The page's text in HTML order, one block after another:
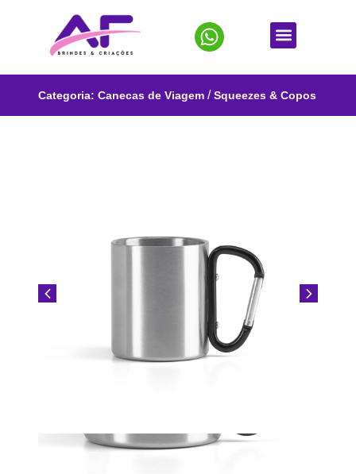
Categoria: Canecas de Viagem /Squeezes & Copos